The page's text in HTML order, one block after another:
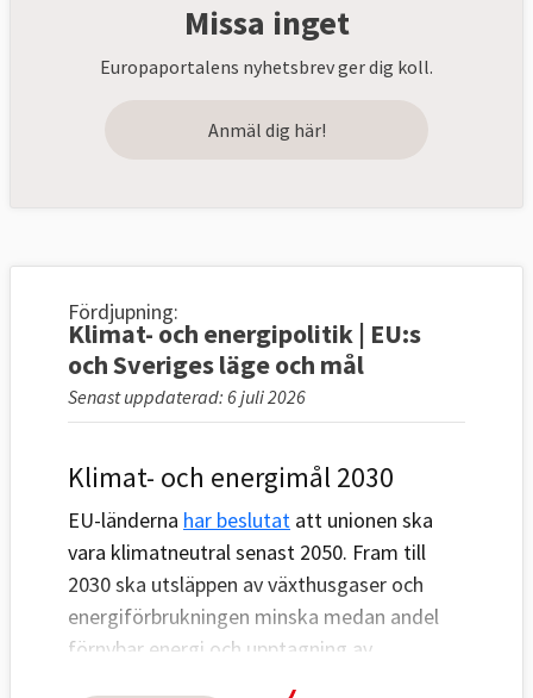
Missa inget
Europaportalens nyhetsbrev ger dig koll.
Anmäl dig här!
Fördjupning:
Klimat- och energipolitik | EU:s
och Sveriges läge och mål
Senast uppdaterad: 6 juli 2026
Klimat- och energimål 2030
EU-länderna har beslutat att unionen ska
vara klimatneutral senast 2050. Fram till
2030 ska utsläppen av växthusgaser och
energiförbrukningen minska medan andel
förnybar energi och upptagning av